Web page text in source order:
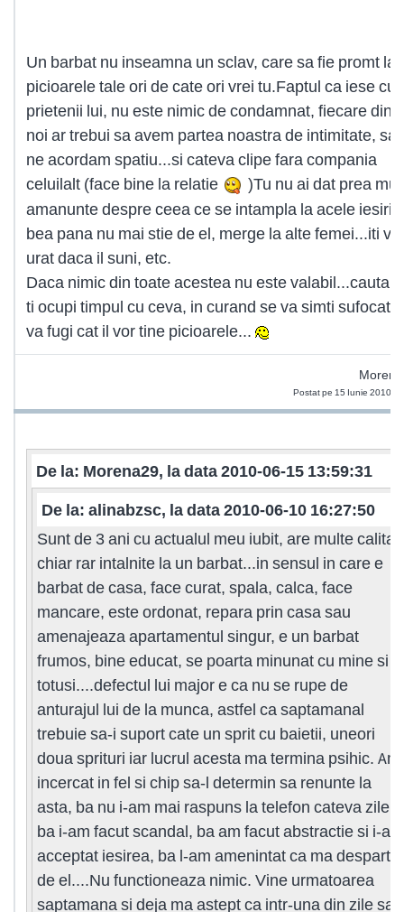
Un barbat nu inseamna un sclav, care sa fie promt la
picioarele tale ori de cate ori vrei tu.Faptul ca iese cu
prietenii lui, nu este nimic de condamnat, fiecare
noi ar trebui sa avem partea noastra de intimitate, sa
ne acordam spatiu...si cateva clipe fara compania
celuilalt (face bine la relatie
)Tu nu ai dat prea
amanunte despre ceea ce se intampla la acele iesiri:
bea pana nu mai stie de el, merge la alte femei...iti vb
urat daca il suni, etc.
Daca nimic din toate acestea nu este valabil...cauta
ti ocupi timpul cu ceva, in curand se va simti sufocat
va fugi cat il vor tine picioarele...
Postat pe 15 Iunie 2010
De la: Morena29, la data 2010-06-15 13:59:31
De la: alinabzsc, la data 2010-06-10 16:27:50
Sunt de 3 ani cu actualul meu iubit, are multe calitati
chiar rar intalnite la un barbat...in sensul in care e
barbat de casa, face curat, spala, calca, face
mancare, este ordonat, repara prin casa sau
amenajeaza apartamentul singur, e un barbat
frumos, bine educat, se poarta minunat cu mine si
totusi....defectul lui major e ca nu se rupe de
anturajul lui de la munca, astfel ca saptamanal
trebuie sa-i suport cate un sprit cu baietii, uneori
doua sprituri iar lucrul acesta ma termina psihic. Am
incercat in fel si chip sa-l determin sa renunte la
asta, ba nu i-am mai raspuns la telefon cateva zile,
ba i-am facut scandal, ba am facut abstractie si i-am
acceptat iesirea, ba l-am amenintat ca ma despart
de el....Nu functioneaza nimic. Vine urmatoarea
saptamana si deja ma astept ca intr-una din zile sa